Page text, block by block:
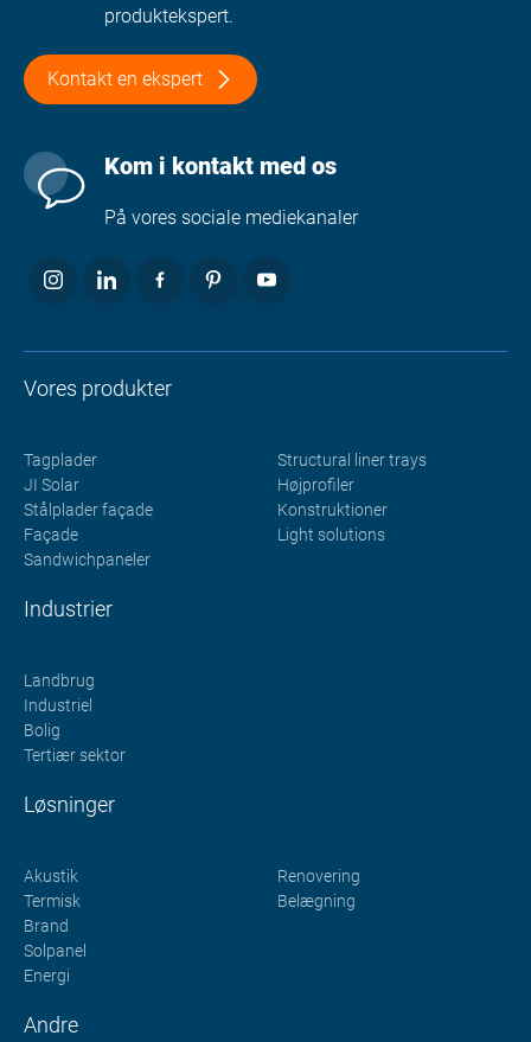
produktekspert.
Kontakt en ekspert
Kom i kontakt med os
På vores sociale mediekanaler
Vores produkter
Tagplader
JI Solar
Stålplader façade
Façade
Sandwichpaneler
Structural liner trays
Højprofiler
Konstruktioner
Light solutions
Industrier
Landbrug
Industriel
Bolig
Tertiær sektor
Løsninger
Akustik
Termisk
Brand
Solpanel
Energi
Renovering
Belægning
Andre